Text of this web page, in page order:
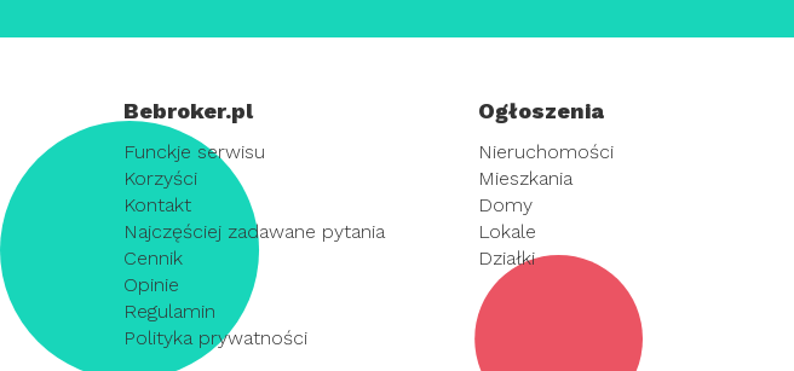
Bebroker.pl
Funckje serwisu
Korzyści
Kontakt
Najczęściej zadawane pytania
Cennik
Opinie
Regulamin
Polityka prywatności
Ogłoszenia
Nieruchomości
Mieszkania
Domy
Lokale
Działki